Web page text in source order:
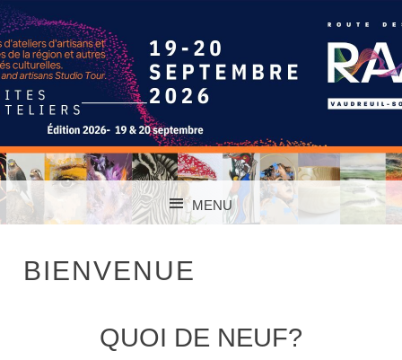
ROUTE DES ARTS
VAUDREUIL-
SOULANGES
TOUS LES CHEMINS MÈNENT À L'ART
MENU
BIENVENUE
QUOI DE NEUF?